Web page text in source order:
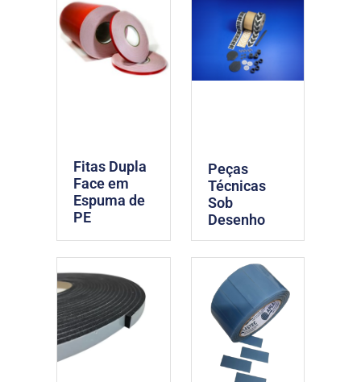
Fitas Dupla
Face em
Espuma de
PE
Peças
Técnicas
Sob
Desenho